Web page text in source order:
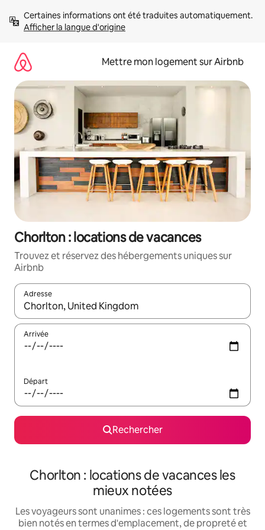
directement
Afficher la langue d'origine
Mettre mon logement sur Airbnb
Chorlton : locations de vacances
Trouvez et réservez des hébergements uniques sur
Airbnb
Adresse
Lorsque les résultats s'affichent, utilisez les flèches vers le
Arrivée
Départ
Rechercher
Chorlton : locations de vacances les
mieux notées
Les voyageurs sont unanimes : ces logements sont très
bien notés en termes d'emplacement, de propreté et